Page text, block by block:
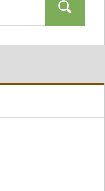
Suchen